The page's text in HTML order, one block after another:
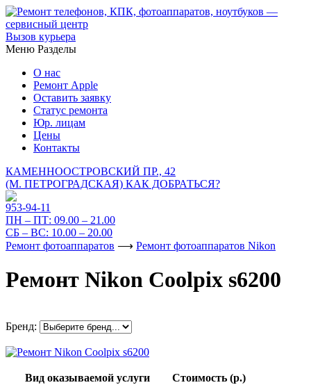
Вызов курьера
Меню Разделы
О нас
Ремонт Apple
Оставить заявку
Статус ремонта
Юр. лицам
Цены
Контакты
КАМЕННООСТРОВСКИЙ ПР., 42
(М. ПЕТРОГРАДСКАЯ) КАК ДОБРАТЬСЯ?
953-94-11
ПН – ПТ: 09.00 – 21.00
СБ – ВС: 10.00 – 20.00
Ремонт фотоаппаратов ⟶ Ремонт фотоаппаратов Nikon
Ремонт Nikon Coolpix s6200
Бренд:
Вид оказываемой услуги
Стоимость (р.)